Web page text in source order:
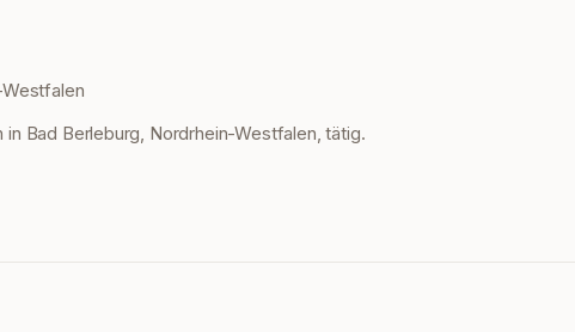
in Bad Berleburg, Nordrhein-Westfalen, tätig.